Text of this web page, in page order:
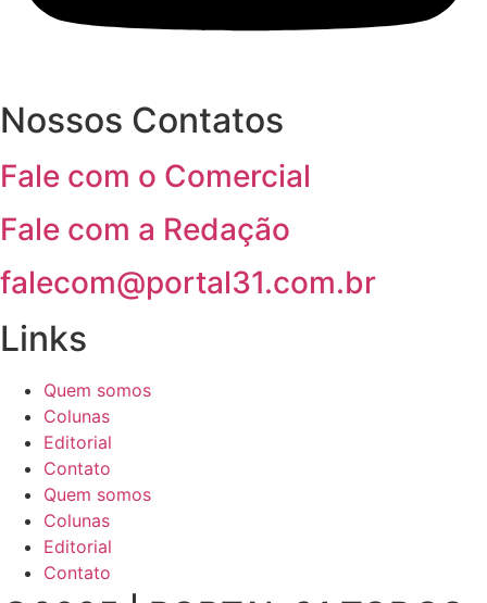
Nossos Contatos
Fale com o Comercial
Fale com a Redação
falecom@portal31.com.br
Links
Quem somos
Colunas
Editorial
Contato
Quem somos
Colunas
Editorial
Contato